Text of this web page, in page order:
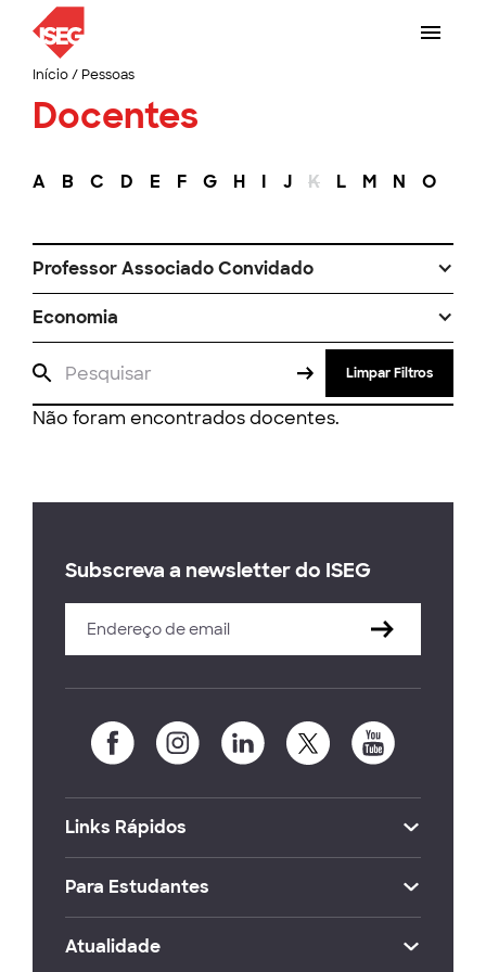
Início/ Pessoas
Docentes
A B C D E F G H I J K L M N O
Professor Associado Convidado
Economia
Limpar Filtros
Não foram encontrados docentes.
Subscreva a newsletter do ISEG
Links Rápidos
Para Estudantes
Atualidade